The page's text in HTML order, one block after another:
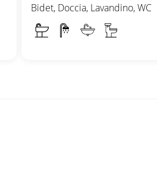
Bidet, Doccia, Lavandino, WC